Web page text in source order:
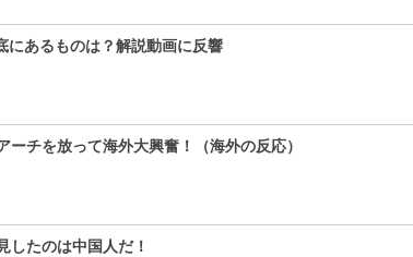
あるものは？解説動画に反響
チを放って海外大興奮！（海外の反応）
したのは中国人だ！